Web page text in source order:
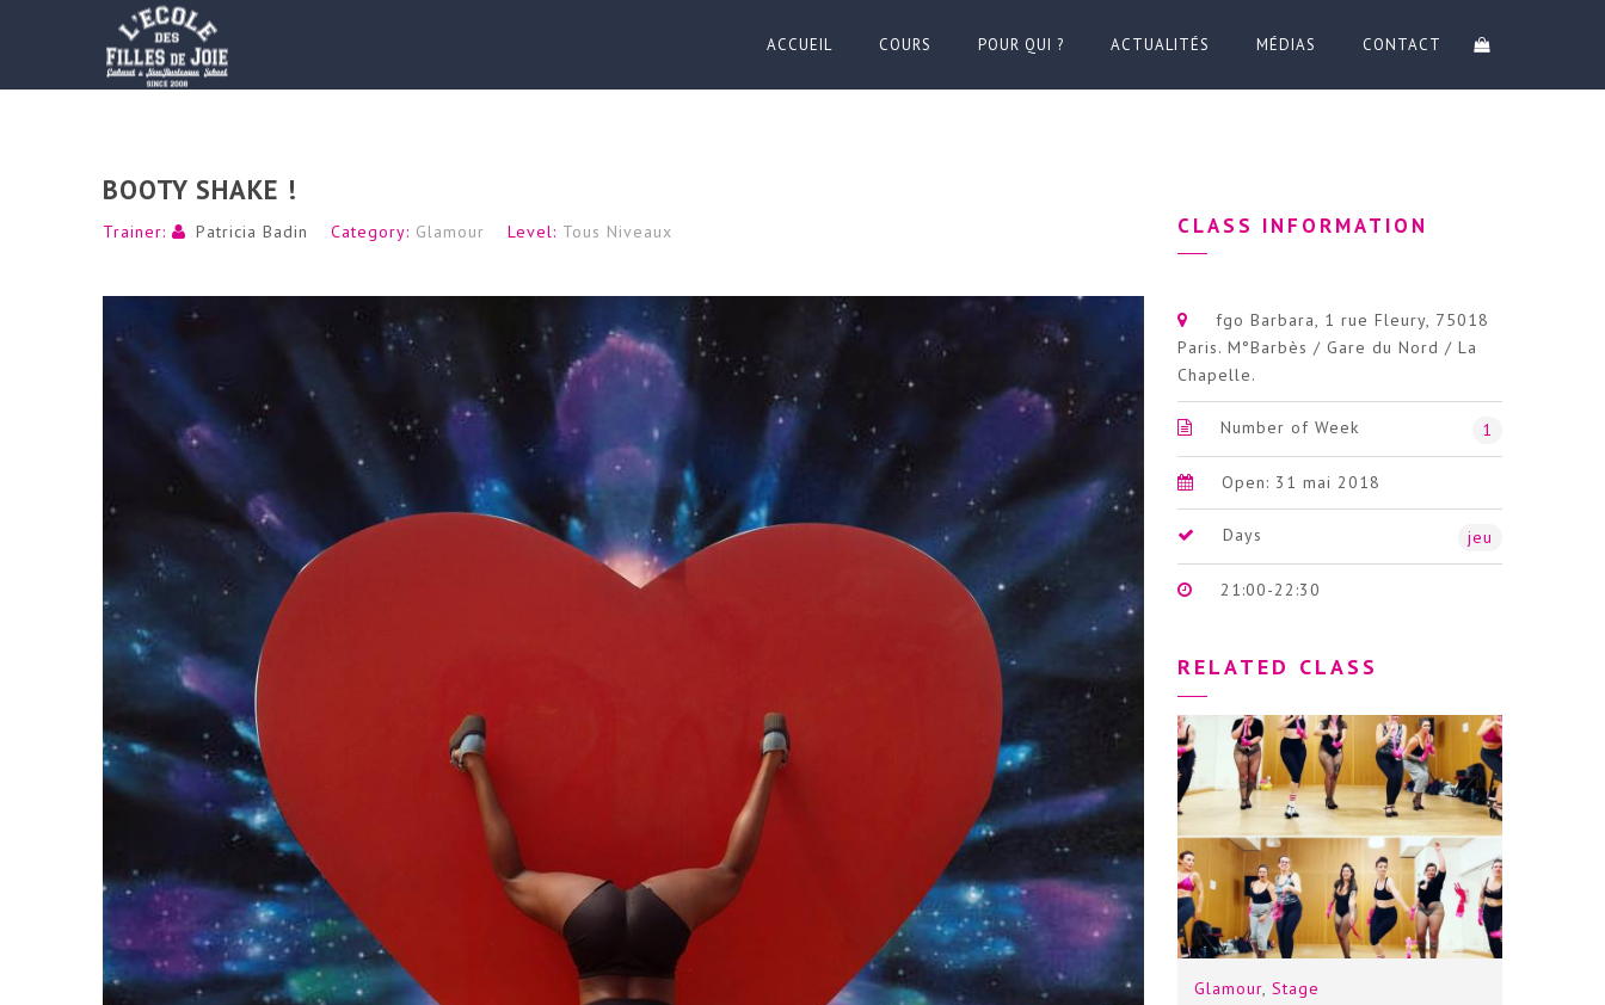
ACCUEIL COURS POUR QUI ? ACTUALITÉS MÉDIAS CONTACT
BOOTY SHAKE !
Trainer: Patricia Badin Category: Glamour Level: Tous Niveaux CLASS INFORMATION
fgo Barbara, 1 rue Fleury, 75018
Paris. M°Barbès / Gare du Nord / La
Chapelle.
Number of Week 1
Open: 31 mai 2018
Days jeu
21:00-22:30
RELATED CLASS
Glamour Stage